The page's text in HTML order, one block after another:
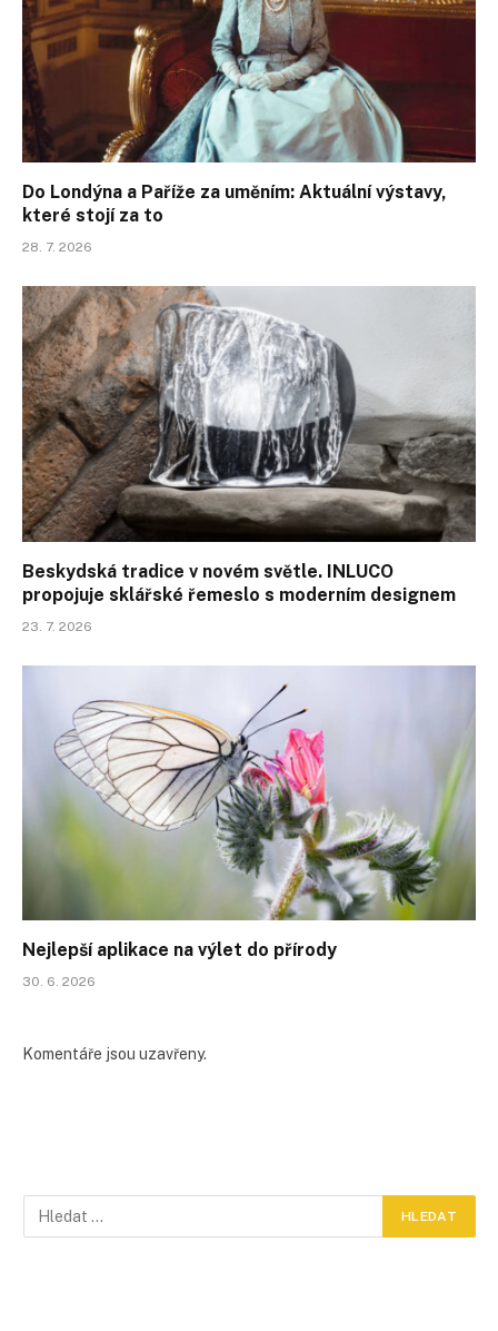
Do Londýna a Paříže za uměním: Aktuální výstavy,
které stojí za to
28. 7. 2026
Beskydská tradice v novém světle. INLUCO
propojuje sklářské řemeslo s moderním designem
23. 7. 2026
Nejlepší aplikace na výlet do přírody
30. 6. 2026
Komentáře jsou uzavřeny.